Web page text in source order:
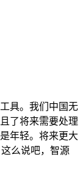
具。我们中国无
了将来需要处理
年轻。将来更大
么说吧，智源